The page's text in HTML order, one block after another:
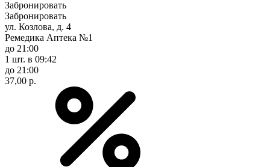
Забронировать
Забронировать
ул. Козлова, д. 4
Ремедика Аптека №1
до 21:00
1 шт. в 09:42
до 21:00
37,00 р.